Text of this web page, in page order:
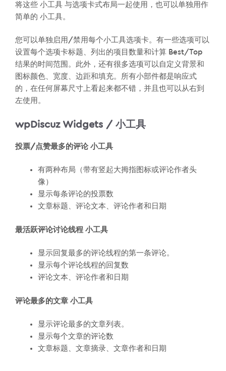
将这些 小工具 与选项卡式布局一起使用，也可以单独用作
简单的 小工具。
您可以单独启用/禁用每个小工具选项卡。有一些选项可以
设置每个选项卡标题、列出的项目数量和计算 Best/Top
结果的时间范围。此外，还有很多选项可以自定义背景和
图标颜色、宽度、边距和填充。所有小部件都是响应式
的，在任何屏幕尺寸上看起来都不错，并且也可以从右到
左使用。
wpDiscuz Widgets / 小工具
投票/点赞最多的评论 小工具
有两种布局（带有竖起大拇指图标或评论作者头
像）
显示每条评论的投票数
文章标题、评论文本、评论作者和日期
最活跃评论讨论线程 小工具
显示回复最多的评论线程的第一条评论。
显示每个评论线程的回复数
评论文本、评论作者和日期
评论最多的文章 小工具
显示评论最多的文章列表。
显示每个文章的评论数
文章标题、文章摘录、文章作者和日期